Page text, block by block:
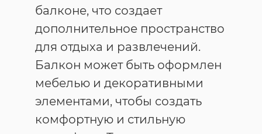
балконе, что создает
дополнительное пространство
для отдыха и развлечений.
Балкон может быть оформлен
мебелью и декоративными
элементами, чтобы создать
комфортную и стильную